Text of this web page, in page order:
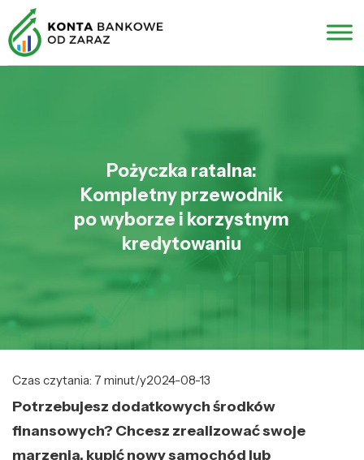
Pożyczka ratalna:
Kompletny przewodnik
po wyborze i korzystnym
kredytowaniu
Czas czytania: 7 minut/y2024-08-13
Potrzebujesz dodatkowych środków
finansowych? Chcesz zrealizować swoje
marzenia, kupić nowy samochód lub